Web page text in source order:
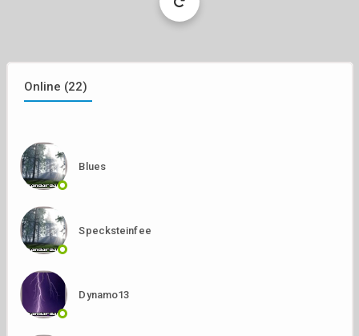
More
Online (22)
Blues
Specksteinfee
Dynamo13